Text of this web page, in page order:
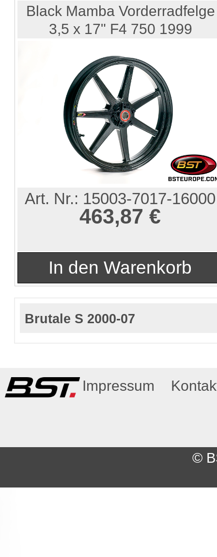
Black Mamba Vorderradfelge
3,5 x 17" F4 750 1999
Art. Nr.: 15003-7017-16000
463,87 €
Brutale S 2000-07
Impressum
©